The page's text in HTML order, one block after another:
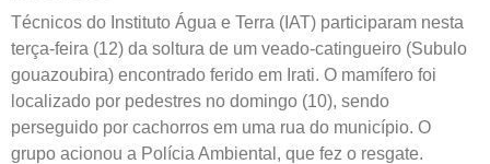
Técnicos do Instituto Água e Terra (IAT) participaram nesta
terça-feira (12) da soltura de um veado-catingueiro (Subulo
gouazoubira) encontrado ferido em Irati. O mamífero foi
localizado por pedestres no domingo (10), sendo
perseguido por cachorros em uma rua do município. O
grupo acionou a Polícia Ambiental, que fez o resgate.